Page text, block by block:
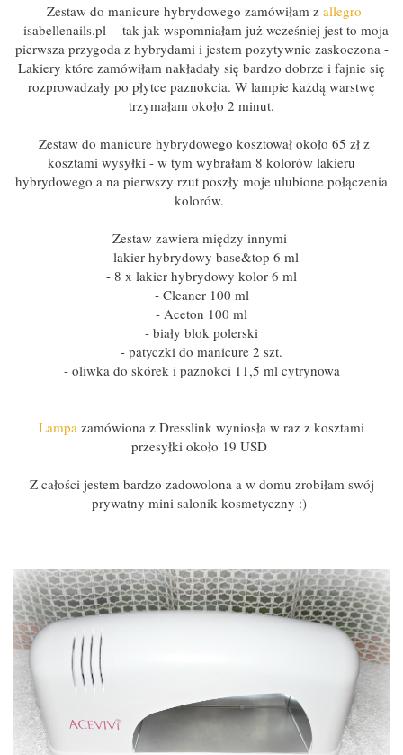
Zestaw do manicure hybrydowego zamówiłam z allegro
- isabellenails.pl - tak jak wspomniałam już wcześniej jest to moja
pierwsza przygoda z hybrydami i jestem pozytywnie zaskoczona -
Lakiery które zamówiłam nakładały się bardzo dobrze i fajnie się
rozprowadzały po płytce paznokcia. W lampie każdą warstwę
trzymałam około 2 minut.
Zestaw do manicure hybrydowego kosztował około 65 zł z
kosztami wysyłki - w tym wybrałam 8 kolorów lakieru
hybrydowego a na pierwszy rzut poszły moje ulubione połączenia
kolorów.
Zestaw zawiera między innymi
- lakier hybrydowy base&top 6 ml
- 8 x lakier hybrydowy kolor 6 ml
- Cleaner 100 ml
- Aceton 100 ml
- biały blok polerski
- patyczki do manicure 2 szt.
- oliwka do skórek i paznokci 11,5 ml cytrynowa
Lampa zamówiona z Dresslink wyniosła w raz z kosztami
przesyłki około 19 USD
Z całości jestem bardzo zadowolona a w domu zrobiłam swój
prywatny mini salonik kosmetyczny :)